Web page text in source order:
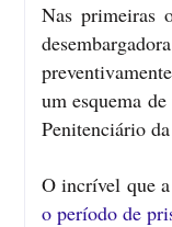
Nas primeiras
um esquema
Penitenciário
O incrível que
o período de